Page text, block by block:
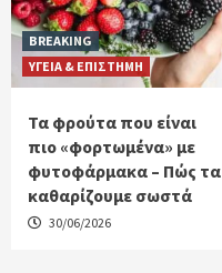
BREAKING
ΥΓΕΙΑ & ΕΠΙΣΤΗΜΗ
Τα φρούτα που είναι
πιο «φορτωμένα» με
φυτοφάρμακα – Πώς τα
καθαρίζουμε σωστά
30/06/2026